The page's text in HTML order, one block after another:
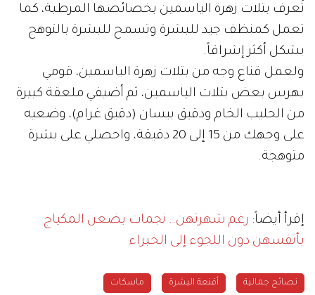
تُعرف بتلات زهرة الياسمين بخصائصها المرطبة، كما
تعمل كمنظف جيد للبشرة وتسمح للبشرة بالتوهج
بشكل أكثر إشراقاً.
ولعمل قناع وجه من بتلات زهرة الياسمين، قومي
بهرس بعض بتلات الياسمين، ثم أضيفي ملعقة كبيرة
من الحليب الخام ودقيق بيسان (دقيق غرام)، وضعيه
على وجهك من 15 إلى 20 دقيقة، واحصلي على بشرة
متوهجة.
إقرأ أيضاً: رغم شهرتهن.. نجمات يضعن المكياج
بأنفسهن دون اللجوء إلى الخبراء
نصائح جمالية أقنعة البشرة ماسكات